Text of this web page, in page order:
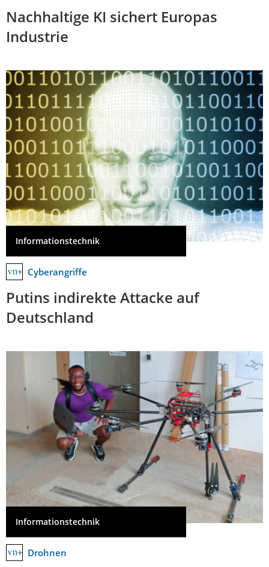
Nachhaltige KI sichert Europas
Industrie
Informationstechnik
Cyberangriffe
Putins indirekte Attacke auf
Deutschland
Informationstechnik
Drohnen